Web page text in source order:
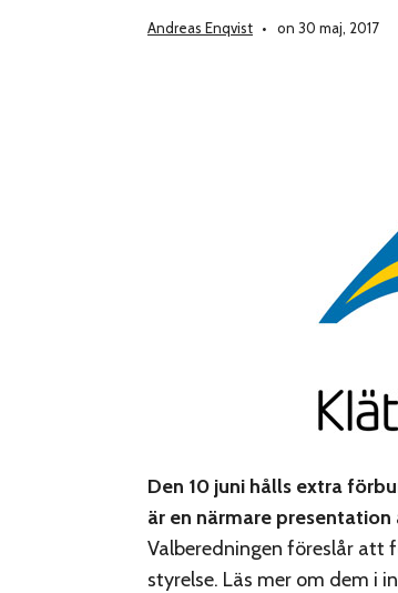
Andreas Enqvist on 30 maj, 2017
Den 10 juni hålls extra
är en närmare
Valberedningen föreslår att
styrelse. Läs mer om dem i